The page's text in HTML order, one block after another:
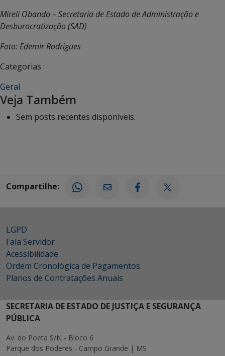
Mireli Obando – Secretaria de Estado de Administração e
Desburocratização (SAD)
Foto: Edemir Rodrigues
Categorias :
Geral
Veja Também
Sem posts recentes disponíveis.
Compartilhe:
LGPD
Fala Servidor
Acessibilidade
Ordem Cronológica de Pagamentos
Planos de Contratações Anuais
SECRETARIA DE ESTADO DE JUSTIÇA E SEGURANÇA
PÚBLICA
Av. do Poeta S/N - Bloco 6
Parque dos Poderes - Campo Grande | MS